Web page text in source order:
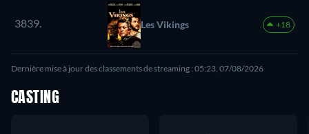
3839. Les Vikings +18
Dernière mise à jour des classements de streaming : 05:23, 07/08/2026
CASTING